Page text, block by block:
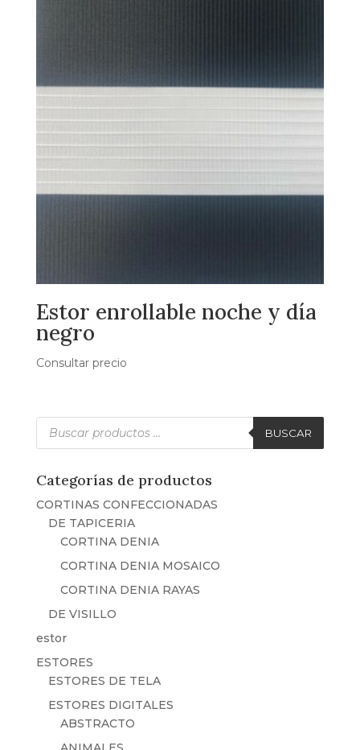
Estor enrollable noche y día
negro
Consultar precio
Búsqueda
productos
BUSCAR
Categorías de productos
CORTINAS CONFECCIONADAS
DE TAPICERIA
CORTINA DENIA
CORTINA DENIA MOSAICO
CORTINA DENIA RAYAS
DE VISILLO
estor
ESTORES
ESTORES DE TELA
ESTORES DIGITALES
ABSTRACTO